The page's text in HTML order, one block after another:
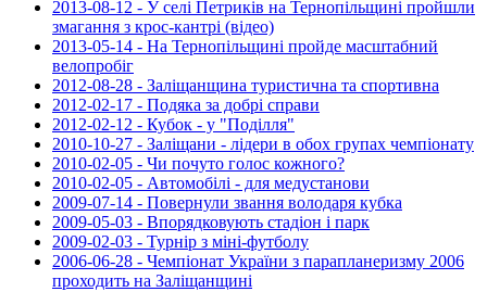
2013-08-12 - У селі Петриків на Тернопільщині пройшли
змагання з крос-кантрі (відео)
2013-05-14 - На Тернопільщині пройде масштабний
велопробіг
2012-08-28 - Заліщанщина туристична та спортивна
2012-02-17 - Подяка за добрі справи
2012-02-12 - Кубок - у "Поділля"
2010-10-27 - Заліщани - лідери в обох групах чемпіонату
2010-02-05 - Чи почуто голос кожного?
2010-02-05 - Автомобілі - для медустанови
2009-07-14 - Повернули звання володаря кубка
2009-05-03 - Впорядковують стадіон і парк
2009-02-03 - Турнір з міні-футболу
2006-06-28 - Чемпіонат України з парапланеризму 2006
проходить на Заліщанщині